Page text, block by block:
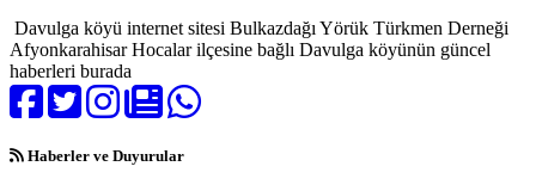
Davulga köyü internet sitesi Bulkazdağı Yörük Türkmen Derneği
Afyonkarahisar Hocalar ilçesine bağlı Davulga köyünün güncel
haberleri burada
Haberler ve Duyurular